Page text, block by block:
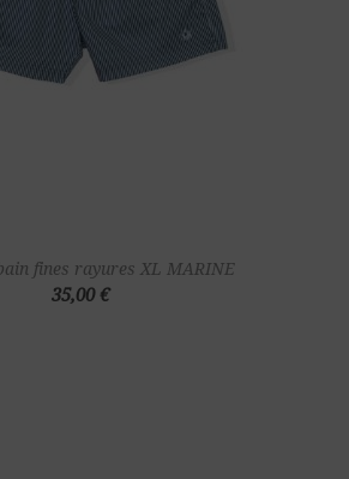
fines rayures XL MARINE
35,00 €